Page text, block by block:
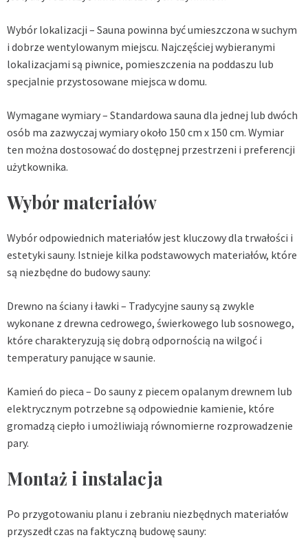
Wybór lokalizacji – Sauna powinna być umieszczona w suchym
i dobrze wentylowanym miejscu. Najczęściej wybieranymi
lokalizacjami są piwnice, pomieszczenia na poddaszu lub
specjalnie przystosowane miejsca w domu.
Wymagane wymiary – Standardowa sauna dla jednej lub dwóch
osób ma zazwyczaj wymiary około 150 cm x 150 cm. Wymiar
ten można dostosować do dostępnej przestrzeni i preferencji
użytkownika.
Wybór materiałów
Wybór odpowiednich materiałów jest kluczowy dla trwałości i
estetyki sauny. Istnieje kilka podstawowych materiałów, które
są niezbędne do budowy sauny:
Drewno na ściany i ławki – Tradycyjne sauny są zwykle
wykonane z drewna cedrowego, świerkowego lub sosnowego,
które charakteryzują się dobrą odpornością na wilgoć i
temperatury panujące w saunie.
Kamień do pieca – Do sauny z piecem opalanym drewnem lub
elektrycznym potrzebne są odpowiednie kamienie, które
gromadzą ciepło i umożliwiają równomierne rozprowadzenie
pary.
Montaż i instalacja
Po przygotowaniu planu i zebraniu niezbędnych materiałów
przyszedł czas na faktyczną budowę sauny: